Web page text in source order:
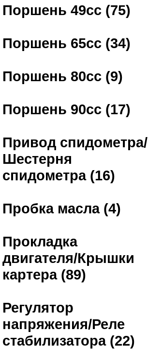
Поршень 49сс (75)
Поршень 65сс (34)
Поршень 80сс (9)
Поршень 90сс (17)
Привод спидометра/
Шестерня
спидометра (16)
Пробка масла (4)
Прокладка
двигателя/Крышки
картера (89)
Регулятор
напряжения/Реле
стабилизатора (22)